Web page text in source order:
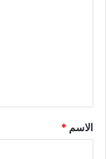
ق
*
الاسم *